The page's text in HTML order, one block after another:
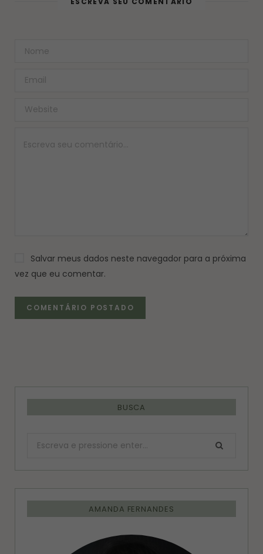
Salvar meus dados neste navegador para a próxima
vez que eu comentar.
BUSCA
Procurar:
AMANDA FERNANDES